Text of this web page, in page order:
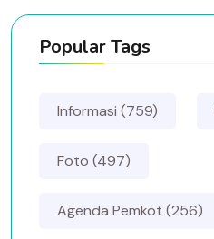
Popular Tags
Informasi (759)
Foto (497)
Agenda Pemkot (256)